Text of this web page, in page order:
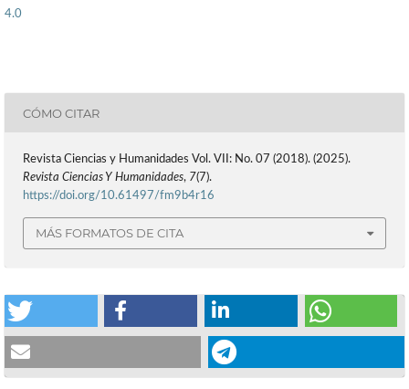
4.0
CÓMO CITAR
Revista Ciencias y Humanidades Vol. VII: No. 07 (2018). (2025).
Revista Ciencias Y Humanidades, 7(7).
https://doi.org/10.61497/fm9b4r16
MÁS FORMATOS DE CITA